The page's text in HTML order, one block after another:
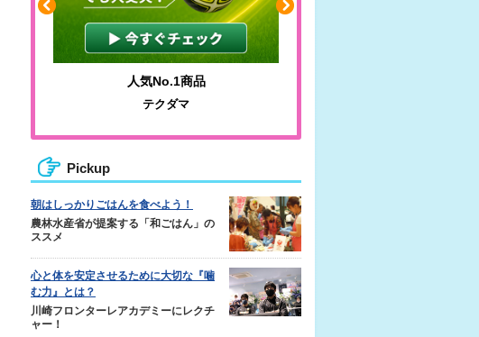
わかりやすい質問に沿って書ける
サカイクサッカーノート
Pickup
朝はしっかりごはんを食べよう！
農林水産省が提案する「和ごはん」の
ススメ
心と体を安定させるために大切な『噛
む力』とは？
川崎フロンターレアカデミーにレクチ
ャー！